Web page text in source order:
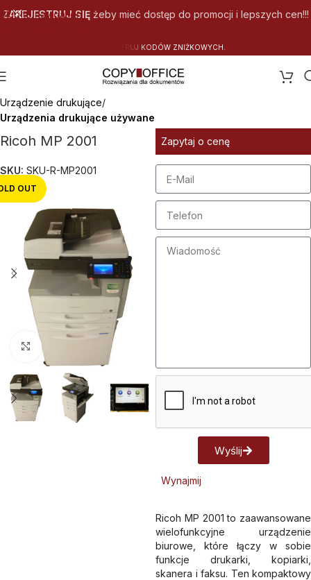
Skip to navigation
ZAREJESTRUJ SIĘżeby mieć dostęp do promocji i lepszych cen!!!
Urządzenie drukujące
Urządzenia drukujące używane
Ricoh MP 2001
SKU: SKU-R-MP2001
OUT
Kliknij aby powiększyć
Zapytaj o cenę
Wynajmij
Wyślij
Ricoh MP 2001 to zaawansowane
wielofunkcyjne urządzenie
biurowe, które łączy w sobie
funkcje drukarki, kopiarki,
skanera i faksu. Ten kompaktowy